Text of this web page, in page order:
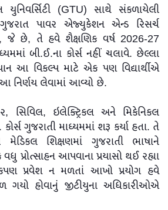
યુનિવર્સિટી (GTU) સાથે સંકળાયેલી
પાવર એજ્યુકેશન એન્ડ રિસર્ચ
જે છે, તે હવે શૈક્ષણિક વર્ષ 2026-27
બી.ઈ.ના કોર્સ નહીં ચલાવે. છેલ્લા
આ વિકલ્પ માટે એક પણ વિદ્યાર્થીએ
આ નિર્ણય લેવામાં આવ્યો છે.
સિવિલ, ઇલેક્ટ્રિકલ અને મિકેનિકલ
ગુજરાતી માધ્યમમાં શરૂ કર્યા હતા. તે
શિક્ષણમાં ગુજરાતી ભાષાને
પ્રોત્સાહન આપવાના પ્રયાસો થઈ રહ્યા
પ્રવેશ ન મળતાં આખો પ્રયોગ હવે
ગયો હોવાનું જીટીયુના અધિકારીઓએ